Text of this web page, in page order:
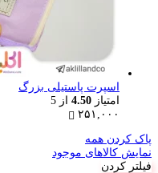
اسپرت پاستیلی بزرگ
امتیاز 4.50 از 5
۲۵۱,۰۰۰
پاک کردن همه
نمایش کالاهای موجود
فیلتر کردن